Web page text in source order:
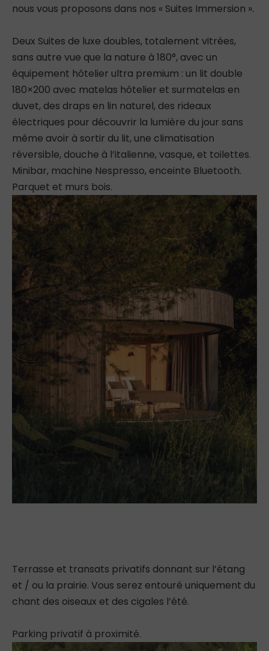
nous vous proposons dans nos « Suites Immersion ».
Deux Suites de luxe doubles, totalement vitrées,
sans autre vue que la nature à 180°, avec un
équipement hôtelier ultra premium : un lit double
180×200 avec matelas hôtelier et surmatelas en
duvet, des draps en lin naturel, des rideaux
électriques pour découvrir la lumière du jour sans
même avoir à sortir du lit, une climatisation
réversible, douche à l’italienne, vasque, et toilettes.
Minibar, machine Nespresso, enceinte Bluetooth.
Parquet et murs bois.
Terrasse et transats privatifs donnant sur l’étang
et / ou la prairie. Vous serez entouré uniquement du
chant des oiseaux et des cigales l’été.
Parking privatif à proximité.